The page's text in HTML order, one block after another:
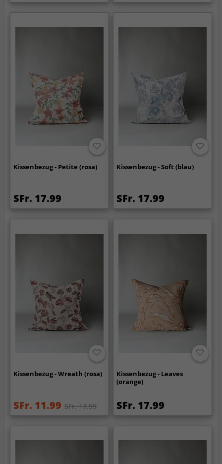
Kissenbezug - Petite (rosa)
SFr. 17.99
Kissenbezug - Soft (blau)
SFr. 17.99
Kissenbezug - Wreath (rosa)
SFr. 11.99 SFr. 17.99
Kissenbezug - Leaves
(orange)
SFr. 17.99